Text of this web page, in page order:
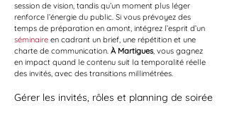
session de vision, tandis qu’un moment plus léger
renforce l’énergie du public. Si vous prévoyez des
temps de préparation en amont, intégrez l’esprit d’un
séminaire en cadrant un brief, une répétition et une
charte de communication. À Martigues, vous gagnez
en impact quand le contenu suit la temporalité réelle
des invités, avec des transitions millimétrées.
Gérer les invités, rôles et planning de soirée